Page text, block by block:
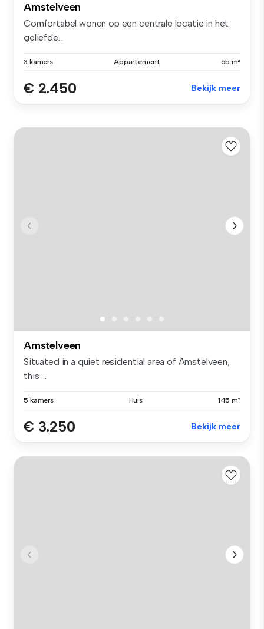
Amstelveen
Comfortabel wonen op een centrale locatie in het
geliefde...
3 kamers Appartement 65 m²
€ 2.450 Bekijk meer
Amstelveen
Situated in a quiet residential area of Amstelveen,
this ...
5 kamers Huis 145 m²
€ 3.250 Bekijk meer